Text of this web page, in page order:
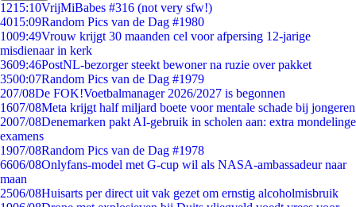
1215:10VrijMiBabes #316 (not very sfw!)
4015:09Random Pics van de Dag #1980
1009:49Vrouw krijgt 30 maanden cel voor afpersing 12-jarige
misdienaar in kerk
3609:46PostNL-bezorger steekt bewoner na ruzie over pakket
3500:07Random Pics van de Dag #1979
207/08De FOK!Voetbalmanager 2026/2027 is begonnen
1607/08Meta krijgt half miljard boete voor mentale schade bij jongeren
2007/08Denemarken pakt AI-gebruik in scholen aan: extra mondelinge
examens
1907/08Random Pics van de Dag #1978
6606/08Onlyfans-model met G-cup wil als NASA-ambassadeur naar
maan
2506/08Huisarts per direct uit vak gezet om ernstig alcoholmisbruik